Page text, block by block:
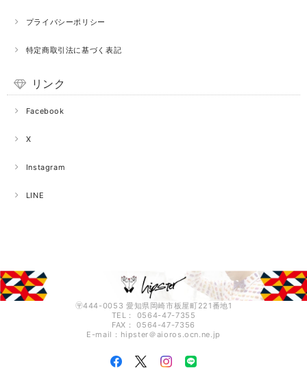
プライバシーポリシー
特定商取引法に基づく表記
リンク
Facebook
X
Instagram
LINE
〶444-0053 愛知県岡崎市板屋町221番地1
TEL： 0564-47-7355
FAX： 0564-47-7356
E-mail：hipster＠aioros.ocn.ne.jp